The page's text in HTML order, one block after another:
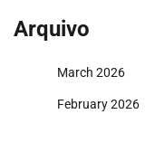
Arquivo
March 2026
February 2026